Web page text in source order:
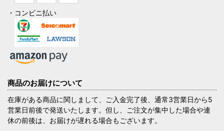
・コンビニ払い
商品のお届けについて
在庫がある商品に関しまして、ご入金完了後、通常3営業日から5
営業日前後で発送いたします。但し、ご注文が集中した場合や連
休の前後は、お届けが遅れる場合もございます。